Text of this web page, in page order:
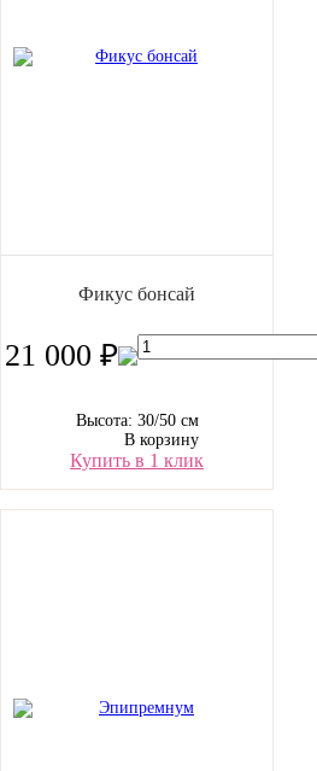
Фикус бонсай
21 000 ₽
Высота: 30/50 см
В корзину
Купить в 1 клик